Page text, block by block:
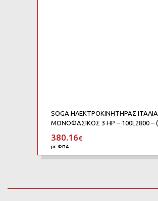
SOGA ΗΛΕΚΤΡΟΚΙΝΗΤΗΡΑΣ
ΜΟΝΟΦΑΣΙΚΟΣ 3 HP – 100L2800 –
380.16€
με ΦΠΑ